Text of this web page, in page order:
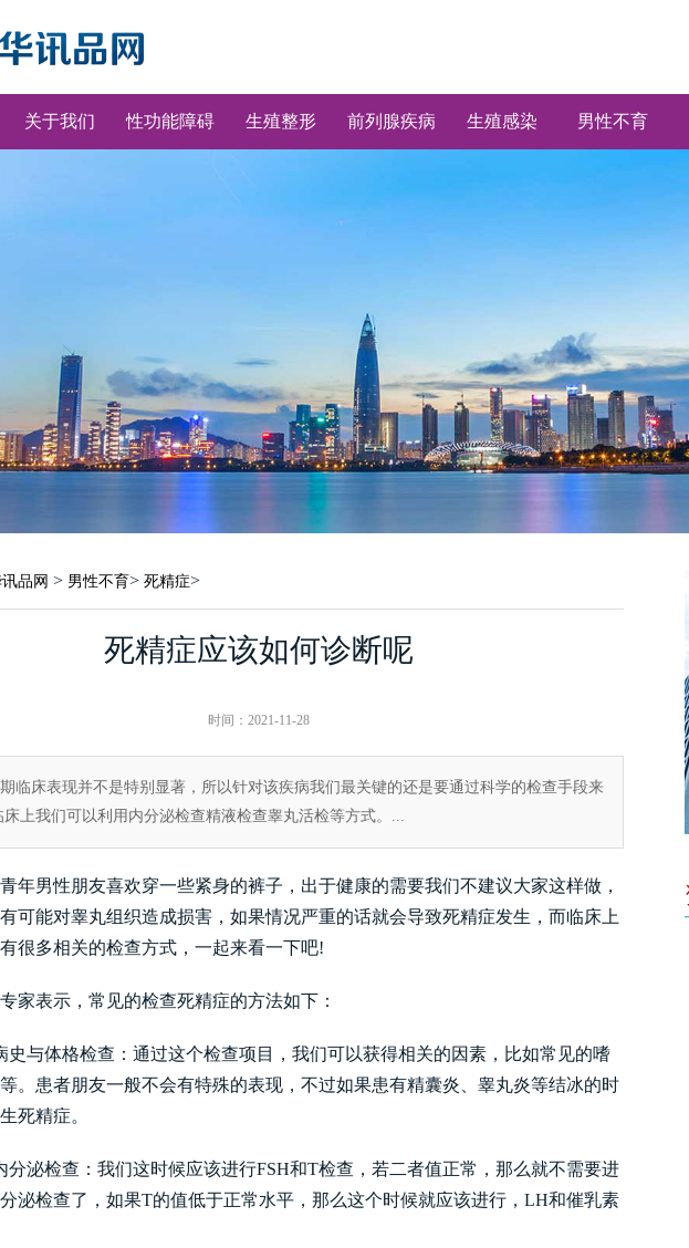
关于我们 性功能障碍 生殖整形 前列腺疾病 生殖感染 男性不育
品网 > 男性不育> 死精症>
死精症应该如何诊断呢
时间：2021-11-28
临床表现并不是特别显著，所以针对该疾病我们最关键的还是要通过科学的检查手段来
上我们可以利用内分泌检查精液检查睾丸活检等方式。...
男性朋友喜欢穿一些紧身的裤子，出于健康的需要我们不建议大家这样做，
可能对睾丸组织造成损害，如果情况严重的话就会导致死精症发生，而临床上
很多相关的检查方式，一起来看一下吧!
表示，常见的检查死精症的方法如下：
体格检查：通过这个检查项目，我们可以获得相关的因素，比如常见的嗜
。患者朋友一般不会有特殊的表现，不过如果患有精囊炎、睾丸炎等结冰的时
死精症。
检查：我们这时候应该进行FSH和T检查，若二者值正常，那么就不需要进
泌检查了，如果T的值低于正常水平，那么这个时候就应该进行，LH和催乳素